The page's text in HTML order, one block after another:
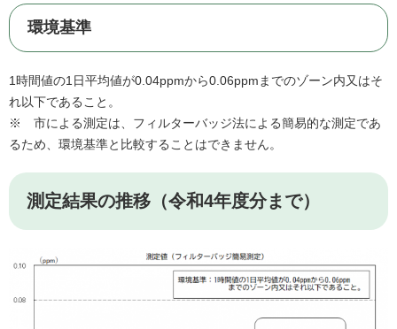
環境基準
1時間値の1日平均値が0.04ppmから0.06ppmまでのゾーン内又はそ
れ以下であること。
※ 市による測定は、フィルターバッジ法による簡易的な測定であ
るため、環境基準と比較することはできません。
測定結果の推移（令和4年度分まで）